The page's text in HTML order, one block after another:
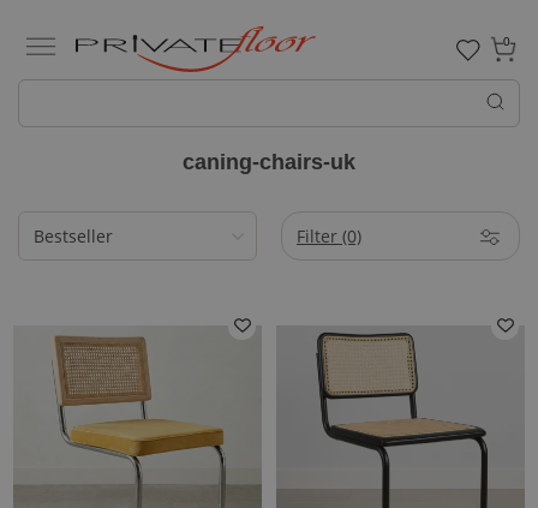
0
caning-chairs-uk
Filter (0)